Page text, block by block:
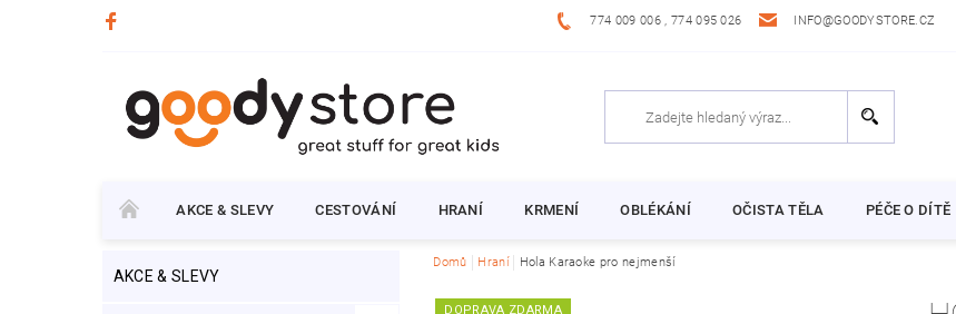
774 009 006 , 774 095 026 INFO@GOODYSTORE.CZ
AKCE & SLEVY CESTOVÁNÍ HRANÍ KRMENÍ OBLÉKÁNÍ OČISTA TĚLA PÉČE O DÍTĚ
AKCE & SLEVY
Domů Hraní Hola Karaoke pro nejmenší
DOPRAVA ZDARMA